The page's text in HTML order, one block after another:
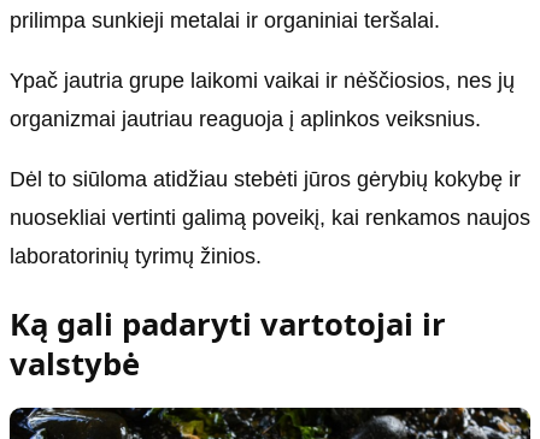
prilimpa sunkieji metalai ir organiniai teršalai.
Ypač jautria grupe laikomi vaikai ir nėščiosios, nes jų
organizmai jautriau reaguoja į aplinkos veiksnius.
Dėl to siūloma atidžiau stebėti jūros gėrybių kokybę ir
nuosekliai vertinti galimą poveikį, kai renkamos naujos
laboratorinių tyrimų žinios.
Ką gali padaryti vartotojai ir
valstybė